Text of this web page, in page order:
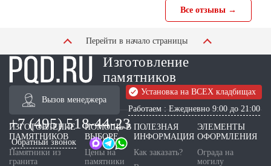
Все отзывы →
Перейти в начало страницы
Изготовление
памятников
Вызов менеджера
Установка на ВСЕХ кладбищах
Работаем : Ежедневно 9:00 до 21:00
+7 (495) 518-44-23
Обратный звонок
ИЗГОТОВЛЕНИЕ
ПАМЯТНИКОВ
Памятники из
гранита
ПОМОЩЬ В
ВЫБОРЕ
Цены на
памятники
ПОЛЕЗНАЯ
ИНФОРМАЦИЯ
Как заказать?
ЭЛЕМЕНТЫ
ОФОРМЛЕНИЯ
Ограда на
могилу